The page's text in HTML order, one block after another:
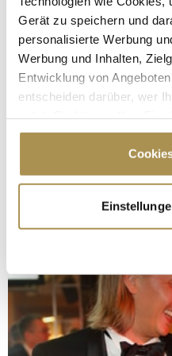
Gerät zu speichern und
personalisierte Werbung
Werbung und Inhalten,
Entwicklung von
entscheiden darüber, wer
Cookie-Erklärung oder
Trigger Symbol ändern
Informationen über
erfassen, welche bis
bestimmten
Erfahren Sie mehr
verarbeitet werden, und
Abschnitt Einzelheiten